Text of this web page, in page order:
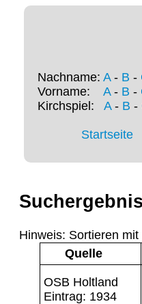
Nachname: A- B -
Vorname: A- B -
Kirchspiel: A- B -
Startseite
Hinweis: Sortieren
Quelle
OSB Holtland
Eintrag: 1934